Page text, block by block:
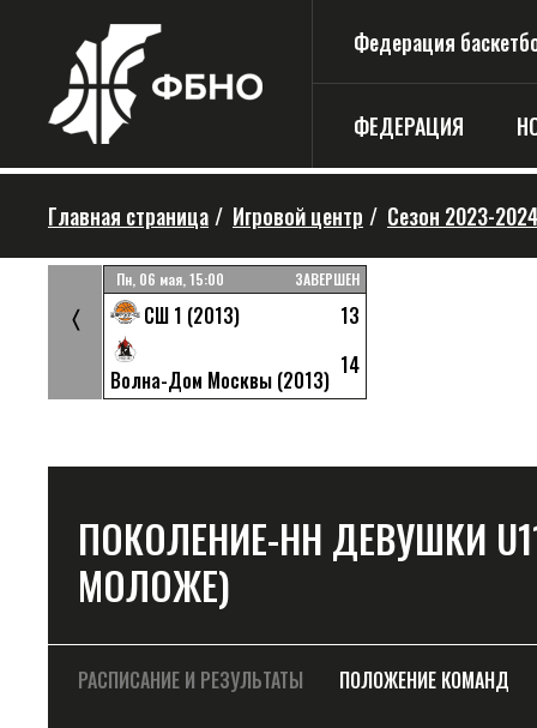
Федерация
ФЕДЕРАЦИЯ
Главная страница / Игровой центр / Сезон 2023-
23
Пн, 06 мая, 15:00 ЗАВЕРШЕН
СШ 1 (2013) 13
Волна-Дом Москвы (2013)
14
〈
ПОКОЛЕНИЕ-НН ДЕВУШКИ
МОЛОЖЕ)
РАСПИСАНИЕ И РЕЗУЛЬТАТЫ ПОЛОЖЕНИЕ КОМАНД